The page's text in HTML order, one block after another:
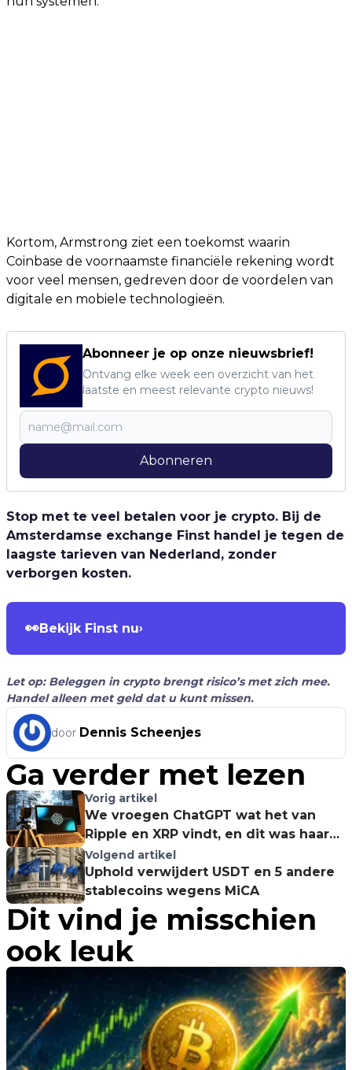
Kortom, Armstrong ziet een toekomst waarin
Coinbase de voornaamste financiële rekening wordt
voor veel mensen, gedreven door de voordelen van
digitale en mobiele technologieën.
Abonneer je op onze nieuwsbrief!
Ontvang elke week een overzicht van het
laatste en meest relevante crypto nieuws!
Abonneren
Stop met te veel betalen voor je crypto. Bij de
Amsterdamse exchange Finst handel je tegen de
laagste tarieven van Nederland, zonder
verborgen kosten.
👀Bekijk Finst nu›
Let op: Beleggen in crypto brengt risico’s met zich mee.
Handel alleen met geld dat u kunt missen.
door Dennis Scheenjes
Ga verder met lezen
Vorig artikel
We vroegen ChatGPT wat het van
Ripple en XRP vindt, en dit was haar
reactie...
Volgend artikel
Uphold verwijdert USDT en 5 andere
stablecoins wegens MiCA
Dit vind je misschien
ook leuk